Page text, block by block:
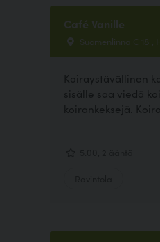
Café Vanille
Suomenlinna C 18 ,
Koiraystävällinen
sisälle saa viedä
koirankeksejä.